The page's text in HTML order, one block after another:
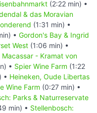
(2:22 min) •
& das Moravian
(1:31 min) •
• Gordon's Bay & Ingrid
West (1:06 min) •
Macassar - Kramat von
• Spier Wine Farm (1:22
• Heineken, Oude Libertas
Wine Farm (0:27 min) •
Parks & Naturreservate
min) • Stellenbosch: